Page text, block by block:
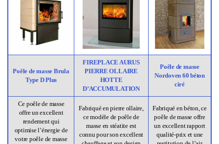
Poêle de masse Brula
Type D Plus
FIREPLACE AURUS
PIERRE OLLAIRE
HOTTE
D’ACCUMULATION
Poêle de masse
Nordoven 60 béton
ciré
Ce poêle de masse
offre un excellent
rendement qui
optimise l’énergie de
votre poêle de masse
Fabriqué en pierre ollaire,
ce modèle de poêle de
masse en stéatite est
connu pour son excellent
Fabriqué en béton, ce
poêle de masse offre
un excellent rapport
qualité-prix et une